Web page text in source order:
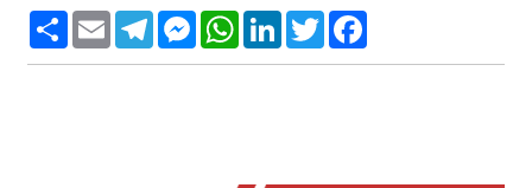
Share Email
TelegramMessengerWhatsAppLinkedInTwitter
Facebook